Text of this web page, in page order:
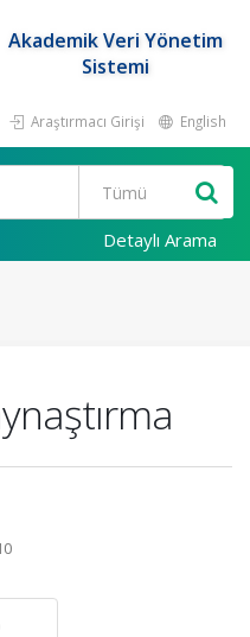
Akademik Veri Yönetim
Sistemi
Araştırmacı Girişi English
Detaylı Arama